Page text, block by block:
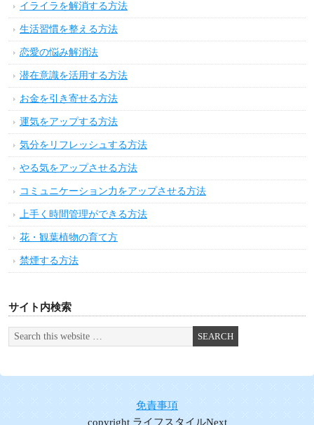
イライラを解消する方法
生活習慣を整える方法
恋愛の悩み解消法
潜在意識を活用する方法
お金を引き寄せる方法
運気をアップする方法
気分をリフレッシュする方法
やる気をアップさせる方法
コミュニケーション力をアップさせる方法
上手く時間管理ができる方法
花・観葉植物の育て方
禁煙する方法
サイト内検索
免責事項
copyright ライフスタイルNext